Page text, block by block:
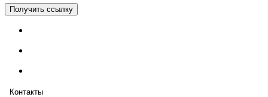
Получить ссылку
Контакты